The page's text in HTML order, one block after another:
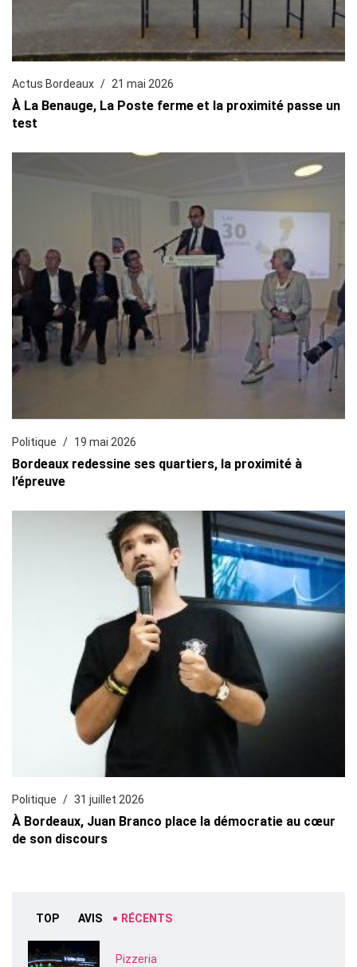
Actus Bordeaux 21 mai 2026
À La Benauge, La Poste ferme et la proximité passe un
test
Politique 19 mai 2026
Bordeaux redessine ses quartiers, la proximité à
l’épreuve
Politique 31 juillet 2026
À Bordeaux, Juan Branco place la démocratie au cœur
de son discours
TOP AVIS RÉCENTS
Pizzeria